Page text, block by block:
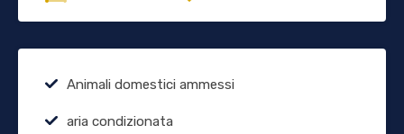
Animali domestici ammessi
aria condizionata